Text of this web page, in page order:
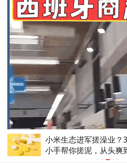
中国制造，牛！这家企
洗浴行业！！